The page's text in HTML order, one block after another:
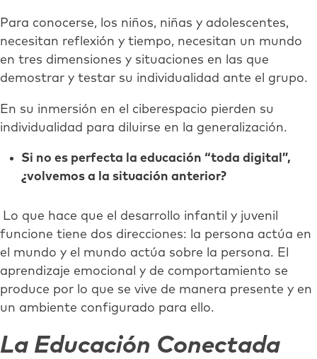
Para conocerse, los niños, niñas y adolescentes,
necesitan reflexión y tiempo, necesitan un mundo
en tres dimensiones y situaciones en las que
demostrar y testar su individualidad ante el grupo.
En su inmersión en el ciberespacio pierden su
individualidad para diluirse en la generalización.
Si no es perfecta la educación “toda digital”,
¿volvemos a la situación anterior?
Lo que hace que el desarrollo infantil y juvenil
funcione tiene dos direcciones: la persona actúa en
el mundo y el mundo actúa sobre la persona. El
aprendizaje emocional y de comportamiento se
produce por lo que se vive de manera presente y en
un ambiente configurado para ello.
La Educación Conectada